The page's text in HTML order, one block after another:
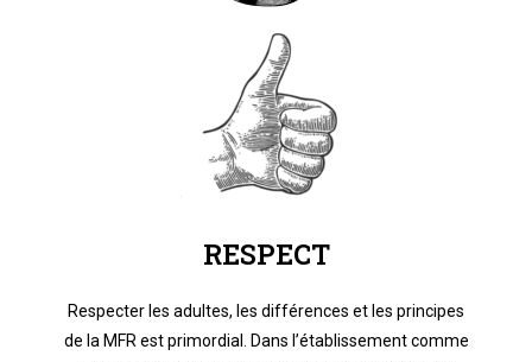
RESPECT
Respecter les adultes, les différences et les principes
de la MFR est primordial. Dans l’établissement comme